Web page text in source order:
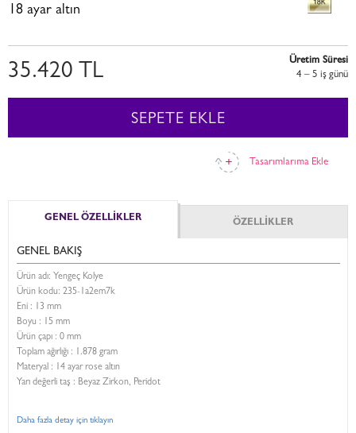
18 ayar altın
Tasarımlarıma Ekle
35.420 TL
Üretim Süresi
4 – 5 i̇ş günü
SEPETE EKLE
GENEL ÖZELLİKLER ÖZELLİKLER
GENEL BAKIŞ
Ürün adı: Yengeç Kolye
Ürün kodu: 235-1a2em7k
Eni : 13 mm
Boyu : 15 mm
Ürün çapı : 0 mm
Toplam ağırlığı : 1.878 gram
Materyal : 14 ayar rose altın
Yarı değerli taş : Beyaz Zirkon, Peridot
Daha fazla detay için tıklayın